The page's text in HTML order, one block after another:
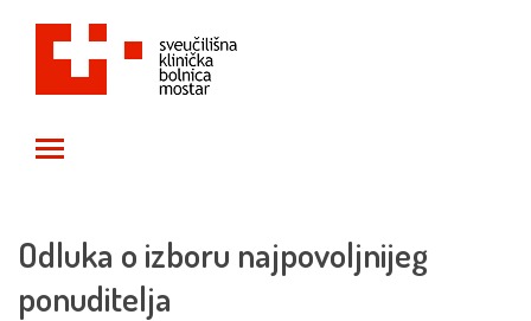
Odluka o izboru najpovoljnijeg
ponuditelja